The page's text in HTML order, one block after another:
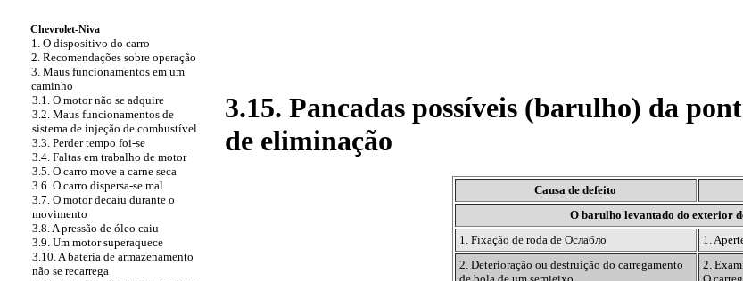
Chevrolet-Niva
1. O dispositivo do carro
2. Recomendações sobre operação
3. Maus funcionamentos em um
caminho
3.1. O motor não se adquire
3.2. Maus funcionamentos de
sistema de injeção de combustível
3.3. Perder tempo foi-se
3.4. Faltas em trabalho de motor
3.5. O carro move a carne seca
3.6. O carro dispersa-se mal
3.7. O motor decaiu durante o
movimento
3.8. A pressão de óleo caiu
3.9. Um motor superaquece
3.10. A bateria de armazenamento
não se recarrega
3.15. Pancadas possíveis (barulho) da
de eliminação
Causa de defeito
O barulho levantado do exterior
1. Fixação de roda de Ослабло
1.
2. Deterioração ou destruição do carregamento
2.